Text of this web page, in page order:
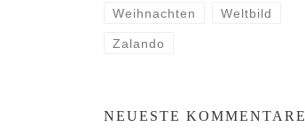
Weihnachten Weltbild
Zalando
NEUESTE KOMMENTARE